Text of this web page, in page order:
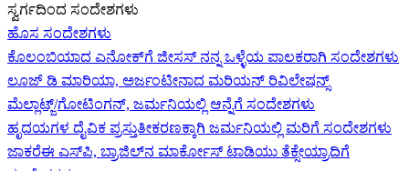
ಸ್ವರ್ಗದಿಂದ ಸಂದೇಶಗಳು
ಹೊಸ ಸಂದೇಶಗಳು
ಕೊಲಂಬಿಯಾದ ಎನೋಕ್‍ಗೆ ಜೀಸಸ್ ನನ್ನ ಒಳ್ಳೆಯ ಪಾಲಕರಾಗಿ ಸಂದೇಶಗಳು
ಲೂಜ್ ಡಿ ಮಾರಿಯಾ, ಅರ್ಜಂಟೀನಾದ ಮರಿಯನ್ ರಿವಿಲೇಷನ್ಸ್
ಮೆಲ್ಲಾಟ್ಜ್/ಗೋಟಿಂಗನ್, ಜರ್ಮನಿಯಲ್ಲಿ ಆನ್ನೆಗೆ ಸಂದೇಶಗಳು
ಹೃದಯಗಳ ದೈವಿಕ ಪ್ರಸ್ತುತೀಕರಣಕ್ಕಾಗಿ ಜರ್ಮನಿಯಲ್ಲಿ ಮರಿಗೆ ಸಂದೇಶಗಳು
ಜಾಕರೆಈ ಎಸ್‌ಪಿ, ಬ್ರಾಜಿಲ್‌ನ ಮಾರ್ಕೋಸ್ ಟಾಡಿಯು ತೆಕ್ಸೇಯ್ರಾದಿಗೆ